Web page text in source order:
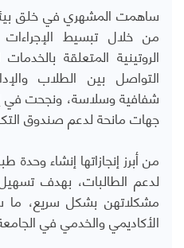
ساهمت المشهري في خلق
من خلال تبسيط الإجراءات
الروتينية المتعلقة
التواصل بين الطلاب
شفافية وسلاسة، ونجحت في
جهات مانحة لدعم صندوق
من أبرز إنجازاتها إنشاء وحدة
لدعم الطالبات، بهدف
مشكلاتهن بشكل سريع، ما
الأكاديمي والخدمي في